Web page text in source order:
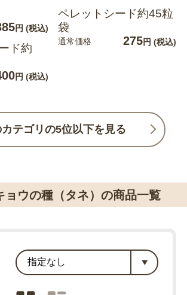
円 (税込)
ド約
円 (税込)
ペレットシード約45粒
袋
通常価格 275円 (税込)
カテゴリの5位以下を見る
ョウの種（タネ）の商品一覧